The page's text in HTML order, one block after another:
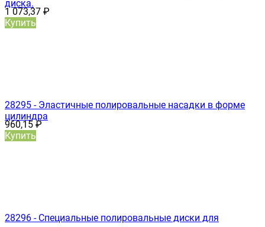
диска.
1 073,37 ₽
Купить
28295 - Эластичные полировальные насадки в форме
цилиндра
960,15 ₽
Купить
28296 - Специальные полировальные диски для